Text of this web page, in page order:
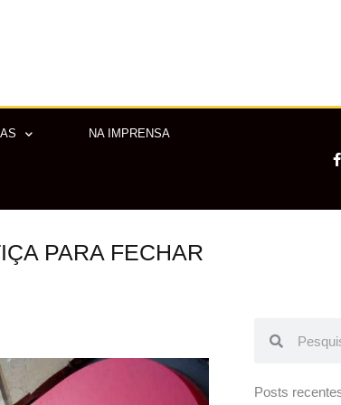
NA IMPRENSA
F
a
PARA FECHAR
Posts